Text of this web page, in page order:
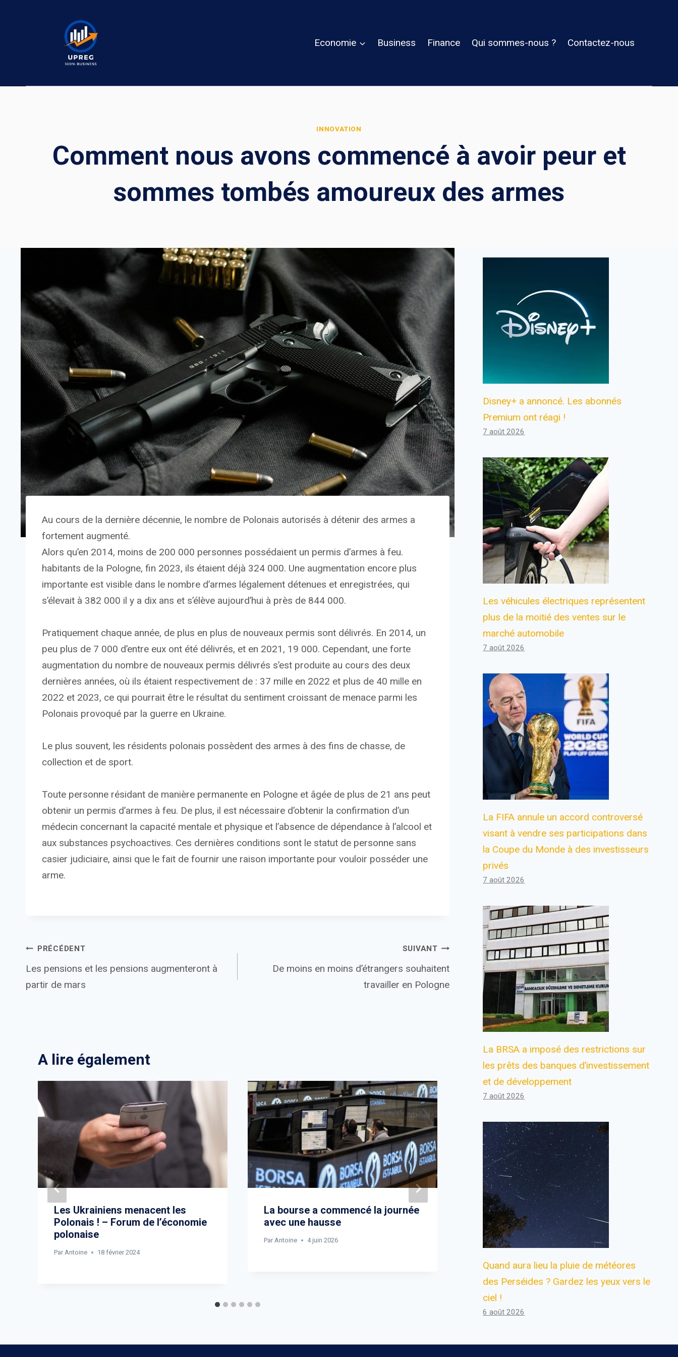
Economie Business Finance Qui sommes-nous ? Contactez-nous
INNOVATION
Comment nous avons commencé à avoir peur et
sommes tombés amoureux des armes
Au cours de la dernière décennie, le nombre de Polonais autorisés à détenir des armes a
fortement augmenté.
Alors qu’en 2014, moins de 200 000 personnes possédaient un permis d’armes à feu.
habitants de la Pologne, fin 2023, ils étaient déjà 324 000. Une augmentation encore plus
importante est visible dans le nombre d’armes légalement détenues et enregistrées, qui
s’élevait à 382 000 il y a dix ans et s’élève aujourd’hui à près de 844 000.
Pratiquement chaque année, de plus en plus de nouveaux permis sont délivrés. En 2014, un
peu plus de 7 000 d’entre eux ont été délivrés, et en 2021, 19 000. Cependant, une forte
augmentation du nombre de nouveaux permis délivrés s’est produite au cours des deux
dernières années, où ils étaient respectivement de : 37 mille en 2022 et plus de 40 mille en
2022 et 2023, ce qui pourrait être le résultat du sentiment croissant de menace parmi les
Polonais provoqué par la guerre en Ukraine.
Le plus souvent, les résidents polonais possèdent des armes à des fins de chasse, de
collection et de sport.
Toute personne résidant de manière permanente en Pologne et âgée de plus de 21 ans peut
obtenir un permis d’armes à feu. De plus, il est nécessaire d’obtenir la confirmation d’un
médecin concernant la capacité mentale et physique et l’absence de dépendance à l’alcool et
aux substances psychoactives. Ces dernières conditions sont le statut de personne sans
casier judiciaire, ainsi que le fait de fournir une raison importante pour vouloir posséder une
arme.
Navigation
de
PRÉCÉDENT
Les pensions et les pensions augmenteront à
partir de mars
SUIVANT
De moins en moins d’étrangers souhaitent
travailler en Pologne
A lire également
Les Ukrainiens menacent les
Polonais ! – Forum de l’économie
polonaise
Par Antoine 18 février 2024
La bourse a commencé la journée
avec une hausse
Par Antoine 4 juin 2026
Les caisses libre-service
deviendront-elles une chose du
passé ?
Disney+ a annoncé. Les abonnés
Premium ont réagi !
7 août 2026
Les véhicules électriques représentent
plus de la moitié des ventes sur le
marché automobile
7 août 2026
La FIFA annule un accord controversé
visant à vendre ses participations dans
la Coupe du Monde à des investisseurs
privés
7 août 2026
La BRSA a imposé des restrictions sur
les prêts des banques d’investissement
et de développement
7 août 2026
Quand aura lieu la pluie de météores
des Perséides ? Gardez les yeux vers le
ciel !
6 août 2026